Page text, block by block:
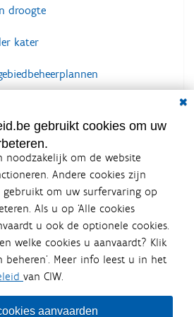
droogte
kater
gebruikt cookies om uw
noodzakelijk om de website
Andere cookies zijn
om uw surfervaring op
Als u op ‘Alle cookies
u ook de optionele cookies.
welke cookies u aanvaardt? Klik
beheren’. Meer info leest u in het
van CIW.
aanvaarden
is een
de Vlaamse
Integraal
Waterbeleid (CIW) is een
waterbeleid betrokken zijn. Ook